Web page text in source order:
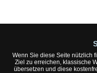
Wenn Sie diese Seite nützlich
Ziel zu erreichen, klassische
übersetzen und diese